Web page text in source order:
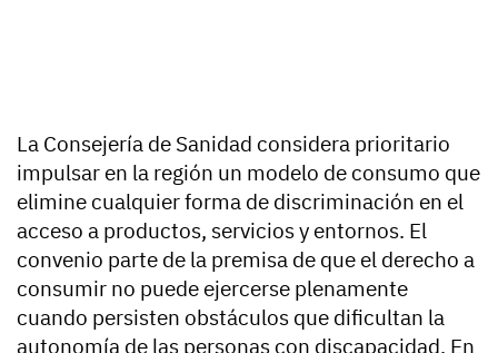
La Consejería de Sanidad considera prioritario
impulsar en la región un modelo de consumo que
elimine cualquier forma de discriminación en el
acceso a productos, servicios y entornos. El
convenio parte de la premisa de que el derecho a
consumir no puede ejercerse plenamente
cuando persisten obstáculos que dificultan la
autonomía de las personas con discapacidad. En